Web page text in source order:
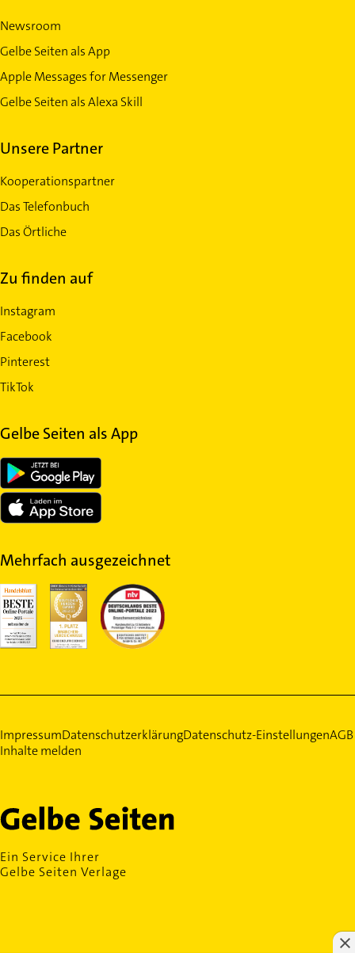
Newsroom
Gelbe Seiten als App
Apple Messages for Messenger
Gelbe Seiten als Alexa Skill
Unsere Partner
Kooperationspartner
Das Telefonbuch
Das Örtliche
Zu finden auf
Instagram
Facebook
Pinterest
TikTok
Gelbe Seiten als App
Mehrfach ausgezeichnet
ImpressumDatenschutzerklärungDatenschutz-EinstellungenAGB
Inhalte melden
Ein Service Ihrer
Gelbe Seiten Verlage